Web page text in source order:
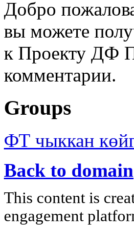
Добро
вы можете
к Проекту ДФ
комментарии.
Groups
ФТ чыккан
Back to domain
This content is
engagement